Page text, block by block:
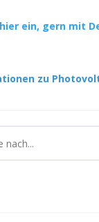
ein, gern mit
zu